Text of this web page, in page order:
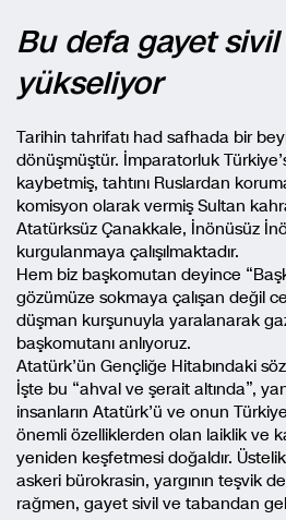
Bu defa gayet
yükseliyor
Tarihin tahrifatı had safhada bir
dönüşmüştür. İmparatorluk
kaybetmiş, tahtını Ruslardan
komisyon olarak vermiş Sultan
Atatürksüz Çanakkale, İnönüsüz
kurgulanmaya çalışılmaktadır.
Hem biz başkomutan deyince
gözümüze sokmaya çalışan değil
düşman kurşunuyla yaralanarak
başkomutanı anlıyoruz.
Atatürk’ün Gençliğe Hitabındaki
İşte bu “ahval ve şerait altında”,
insanların Atatürk’ü ve onun
önemli özelliklerden olan laiklik ve
yeniden keşfetmesi doğaldır.
askeri bürokrasin, yargının teşvik
rağmen, gayet sivil ve tabandan